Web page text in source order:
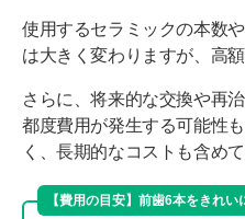
使用するセラミックの本数
は大きく変わりますが、高
さらに、将来的な交換や再
都度費用が発生する可能性
く、長期的なコストも含め
【費用の目安】前歯6本をきれい